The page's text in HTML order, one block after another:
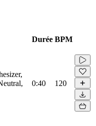
Durée BPM
0:40 120